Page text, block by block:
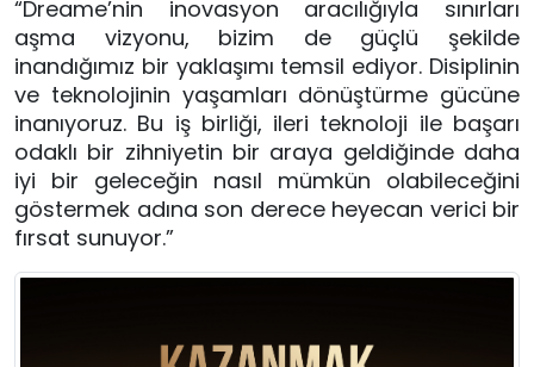
“Dreame’nin inovasyon aracılığıyla sınırları
aşma vizyonu, bizim de güçlü şekilde
inandığımız bir yaklaşımı temsil ediyor. Disiplinin
ve teknolojinin yaşamları dönüştürme gücüne
inanıyoruz. Bu iş birliği, ileri teknoloji ile başarı
odaklı bir zihniyetin bir araya geldiğinde daha
iyi bir geleceğin nasıl mümkün olabileceğini
göstermek adına son derece heyecan verici bir
fırsat sunuyor.”